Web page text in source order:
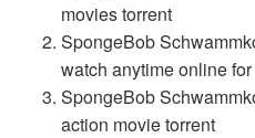
movies torrent
SpongeBob
watch anytime online
SpongeBob
action movie torrent